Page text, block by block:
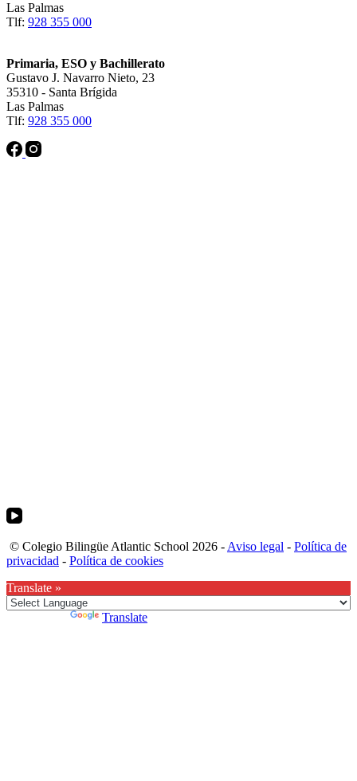
Las Palmas
Tlf: 928 355 000
Primaria, ESO y Bachillerato
Gustavo J. Navarro Nieto, 23
35310 - Santa Brígida
Las Palmas
Tlf: 928 355 000
© Colegio Bilingüe Atlantic School 2026 - Aviso legal - Política de
privacidad - Política de cookies
Translate »
Translate